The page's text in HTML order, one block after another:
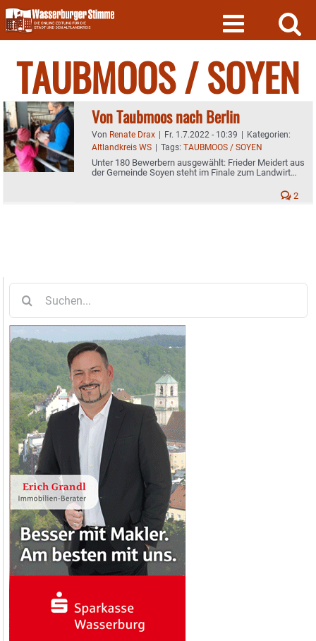
Skip
to
content
TAUBMOOS / SOYEN
Von Taubmoos nach Berlin
Von Renate Drax | Fr. 1.7.2022 - 10:39 | Kategorien:
Altlandkreis WS | Tags: TAUBMOOS / SOYEN
Unter 180 Bewerbern ausgewählt: Frieder Meidert aus
der Gemeinde Soyen steht im Finale zum Landwirt
2
nach: